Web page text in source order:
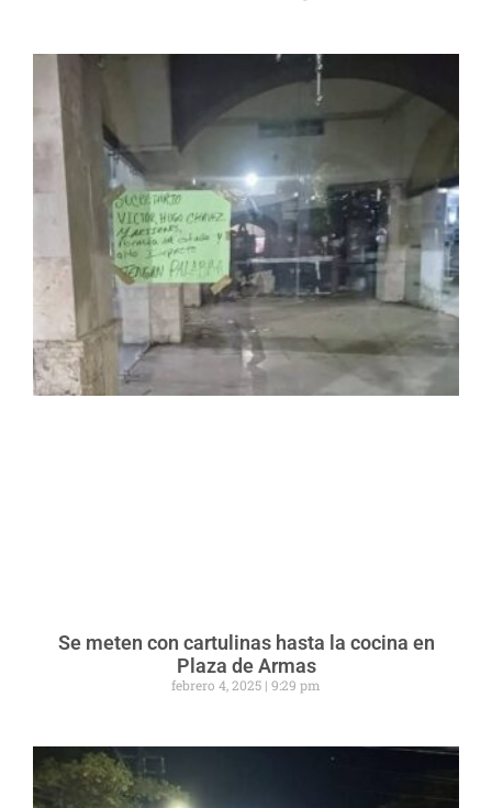
Se meten con cartulinas hasta la cocina en
Plaza de Armas
febrero 4, 2025 9:29 pm